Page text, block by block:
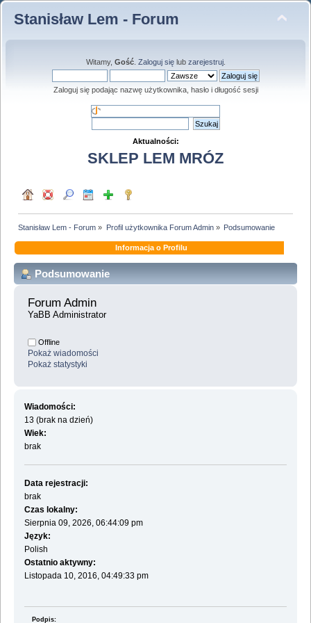
Stanisław Lem - Forum
Witamy, Gość. Zaloguj sięlub zarejestruj.
Zaloguj się podając nazwę użytkownika, hasło i długość sesji
Aktualności:
SKLEP LEM MRÓZ
Stanisław Lem - Forum » Profil użytkownika Forum Admin» Podsumowanie
Informacja o Profilu
Podsumowanie
Forum Admin
YaBB Administrator
Offline
Pokaż wiadomości
Pokaż statystyki
Wiadomości:
13 (brak na dzień)
Wiek:
brak
Data rejestracji:
brak
Czas lokalny:
Sierpnia 09, 2026, 06:44:09 pm
Język:
Polish
Ostatnio aktywny:
Listopada 10, 2016, 04:49:33 pm
Podpis: